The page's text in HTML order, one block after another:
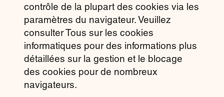
contrôle de la plupart des cookies via les
paramètres du navigateur. Veuillez
consulter Tous sur les cookies
informatiques pour des informations plus
détaillées sur la gestion et le blocage
des cookies pour de nombreux
navigateurs.